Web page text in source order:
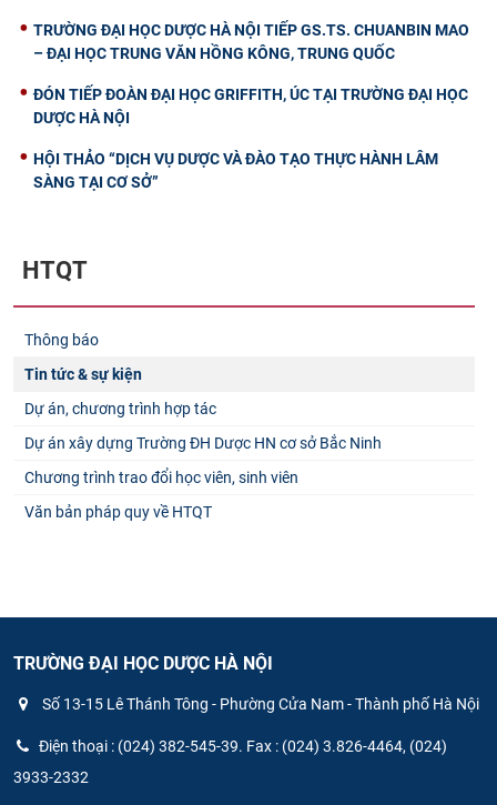
TRƯỜNG ĐẠI HỌC DƯỢC HÀ NỘI TIẾP GS.TS. CHUANBIN MAO
– ĐẠI HỌC TRUNG VĂN HỒNG KÔNG, TRUNG QUỐC
ĐÓN TIẾP ĐOÀN ĐẠI HỌC GRIFFITH, ÚC TẠI TRƯỜNG ĐẠI HỌC
DƯỢC HÀ NỘI
HỘI THẢO “DỊCH VỤ DƯỢC VÀ ĐÀO TẠO THỰC HÀNH LÂM
SÀNG TẠI CƠ SỞ”
HTQT
Thông báo
Tin tức & sự kiện
Dự án, chương trình hợp tác
Dự án xây dựng Trường ĐH Dược HN cơ sở Bắc Ninh
Chương trình trao đổi học viên, sinh viên
Văn bản pháp quy về HTQT
TRƯỜNG ĐẠI HỌC DƯỢC HÀ NỘI
Số 13-15 Lê Thánh Tông - Phường Cửa Nam - Thành phố Hà Nội
Điện thoại : (024) 382-545-39. Fax : (024) 3.826-4464, (024)
3933-2332